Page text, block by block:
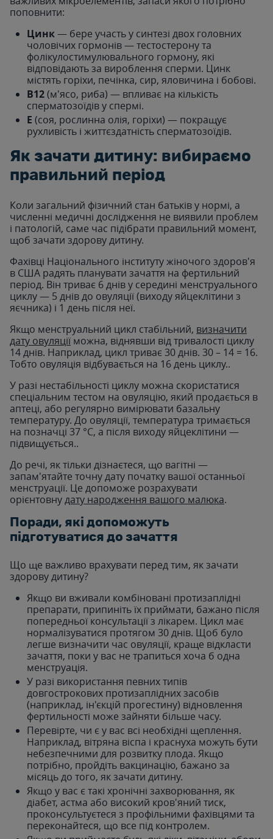
поповнити:
Цинк— бере участь у синтезі двох головних
чоловічих гормонів — тестостерону та
фолікулостимулювального гормону, які
відповідають за вироблення сперми. Цинк
містять горіхи, печінка, сир, яловичина і бобові.
В12(м'ясо, риба) — впливає на кількість
сперматозоїдів у спермі.
Е (соя, рослинна олія, горіхи) — покращує
рухливість і життєздатність сперматозоїдів.
Як зачати дитину: вибираємо
правильний період
Коли загальний фізичний стан батьків у нормі, а
численні медичні дослідження не виявили проблем
і патологій, саме час підібрати правильний момент,
щоб зачати здорову дитину.
Фахівці Національного інституту жіночого здоров'я
в США радять планувати зачаття на фертильний
період. Він триває 6 днів у середині менструального
циклу — 5 днів до овуляції (виходу яйцеклітини з
яєчника) і 1 день після неї.
Якщо менструальний цикл стабільний, визначити
дату овуляції можна, віднявши від тривалості циклу
14 днів. Наприклад, цикл триває 30 днів. 30 – 14 = 16.
Тобто овуляція відбувається на 16 день циклу..
У разі нестабільності циклу можна скористатися
спеціальним тестом на овуляцію, який продається в
аптеці, або регулярно вимірювати базальну
температуру. До овуляції, температура тримається
на позначці 37 °C, а після виходу яйцеклітини —
підвищується..
До речі, як тільки дізнаєтеся, що вагітні —
запам'ятайте точну дату початку вашої останньої
менструації. Це допоможе розрахувати
орієнтовнудату народження вашого малюка.
Поради, які допоможуть
підготуватися до зачаття
Що ще важливо врахувати перед тим, як зачати
здорову дитину?
Якщо ви вживали комбіновані протизаплідні
препарати, припиніть їх приймати, бажано після
попередньої консультації з лікарем. Цикл має
нормалізуватися протягом 30 днів. Щоб було
легше визначити час овуляції, краще відкласти
зачаття, поки у вас не трапиться хоча б одна
менструація.
У разі використання певних типів
довгострокових протизаплідних засобів
(наприклад, ін'єкцій прогестину) відновлення
фертильності може зайняти більше часу.
Перевірте, чи є у вас всі необхідні щеплення.
Наприклад, вітряна віспа і краснуха можуть бути
небезпечними для розвитку плода. Якщо
потрібно, пройдіть вакцинацію, бажано за
місяць до того, як зачати дитину.
Якщо у вас є такі хронічні захворювання, як
діабет, астма або високий кров'яний тиск,
проконсультуєтеся з профільними фахівцями та
переконайтеся, що все під контролем.